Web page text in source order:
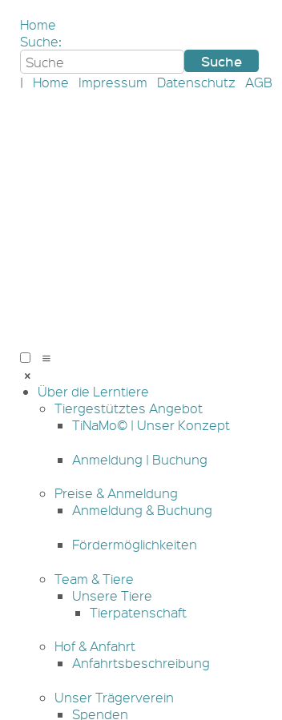
Home
Suche:
| Home Impressum Datenschutz AGB
Über die Lerntiere
Tiergestütztes Angebot
TiNaMo© | Unser Konzept
Anmeldung | Buchung
Preise & Anmeldung
Anmeldung & Buchung
Fördermöglichkeiten
Team & Tiere
Unsere Tiere
Tierpatenschaft
Hof & Anfahrt
Anfahrtsbeschreibung
Unser Trägerverein
Spenden